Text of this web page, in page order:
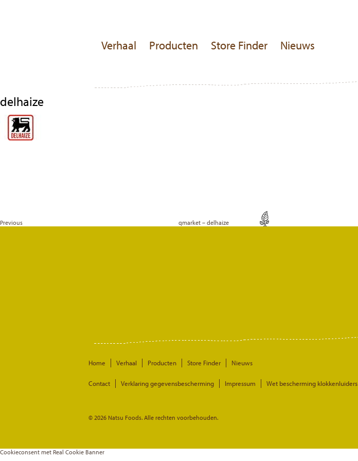
Verhaal Producten Store Finder Nieuws
delhaize
Previous qmarket – delhaize
Home Verhaal Producten Store Finder Nieuws
Contact Verklaring gegevensbescherming Impressum Wet bescherming klokkenluiders
© 2026 Natsu Foods. Alle rechten voorbehouden.
Cookieconsent met Real Cookie Banner